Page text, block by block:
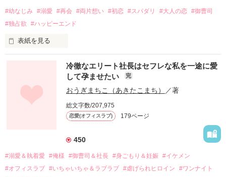
#幼なじみ #溺愛 #再会 #両片想い #初恋 #スパダリ #大人の恋 #御曹司
#独占欲
#ハッピーエンド
表紙を見る
幼なじみの哲平に淡い恋心を抱いていた美桜。
しかし、ある出来事をきっかけに二人の関係は壊れてしまう。
関係修復もできないまま、美桜は両親の離婚によって
引っ越すことになり、哲平とも離れ離れになった。
それから約十二年後。
過去の傷から、二度と会いたくないと思っていた哲平に
運命のような再会を果たす。
冷徹なエリート社長はセフレな私を一途に愛
して孕ませたい
完
おうぎまちこ（あきたこまち） ／著
総文字数/207,975
恋愛(オフィスラブ) 179ページ
450
#溺愛＆執着愛 #俺様 #御曹司＆社長 #身ごもり＆妊娠 #イケメン
#オフィスラブ #いちゃいちゃ＆ラブラブ #虐げられヒロイン
#ワンナイト